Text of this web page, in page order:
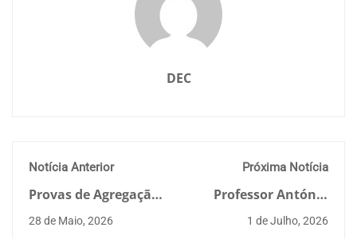
DEC
Notícia Anterior
Provas de Agregação
– Aires Fernando
Fernandes Leite
28 de Maio, 2026
Próxima Notícia
Professor António
Gomes Correia lidera
edição de novo livro
1 de Julho, 2026